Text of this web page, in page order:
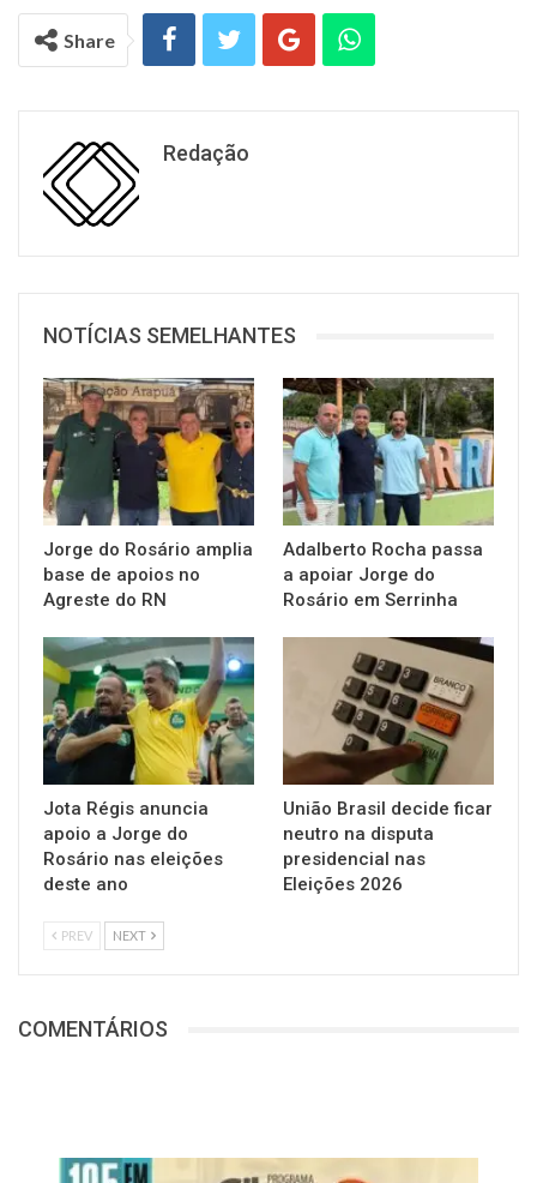
Share
Redação
NOTÍCIAS SEMELHANTES
Jorge do Rosário amplia
base de apoios no
Agreste do RN
Adalberto Rocha passa
a apoiar Jorge do
Rosário em Serrinha
Jota Régis anuncia
apoio a Jorge do
Rosário nas eleições
deste ano
União Brasil decide ficar
neutro na disputa
presidencial nas
Eleições 2026
PREV NEXT
COMENTÁRIOS